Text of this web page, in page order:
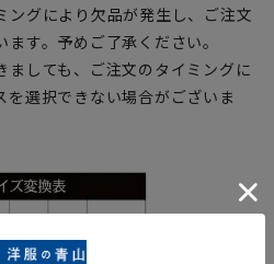
ングにより欠品が発生し、ご注文
す。予めご了承ください。
しても、ご注文のタイミングに
を選択できない場合がございま